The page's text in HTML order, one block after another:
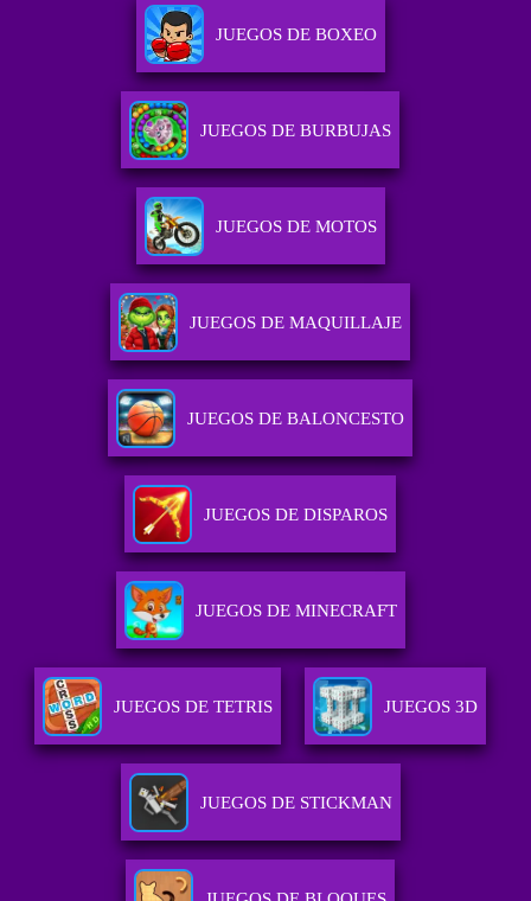
JUEGOS DE BOXEO
JUEGOS DE BURBUJAS
JUEGOS DE MOTOS
JUEGOS DE MAQUILLAJE
JUEGOS DE BALONCESTO
JUEGOS DE DISPAROS
JUEGOS DE MINECRAFT
JUEGOS DE TETRIS JUEGOS 3D
JUEGOS DE STICKMAN